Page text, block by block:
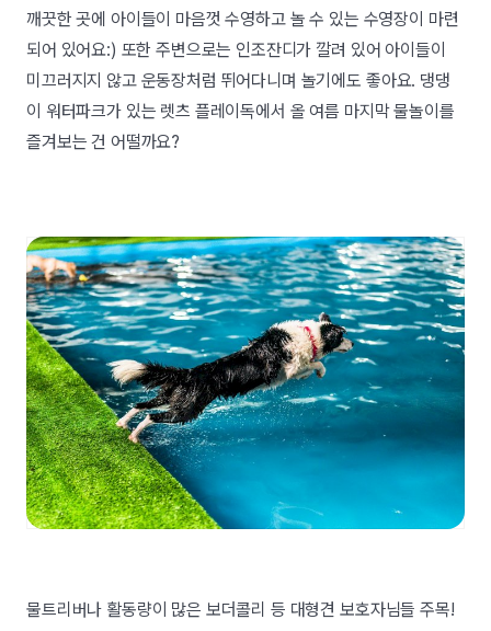
깨끗한 곳에 아이들이 마음껏 수영하고 놀 수 있는 수영장이 마련
되어 있어요:) 또한 주변으로는 인조잔디가 깔려 있어 아이들이
미끄러지지 않고 운동장처럼 뛰어다니며 놀기에도 좋아요. 댕댕
이 워터파크가 있는 렛츠 플레이독에서 올 여름 마지막 물놀이를
즐겨보는 건 어떨까요?
물트리버나 활동량이 많은 보더콜리 등 대형견 보호자님들 주목!